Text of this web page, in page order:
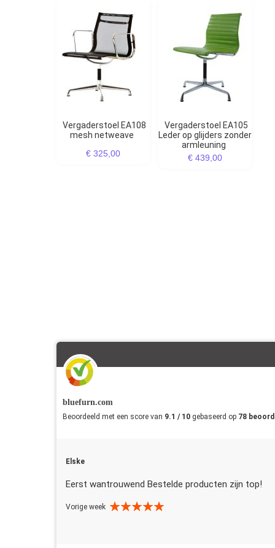
Vergaderstoel EA108
mesh netweave
€ 325,00
Vergaderstoel EA105
Leder op glijders zonder
armleuning
€ 439,00
bluefurn.com
Beoordeeld met een score van 9.1 / 10 gebaseerd op 78
Elske
Eerst wantrouwend Bestelde producten zijn top!
Vorige week